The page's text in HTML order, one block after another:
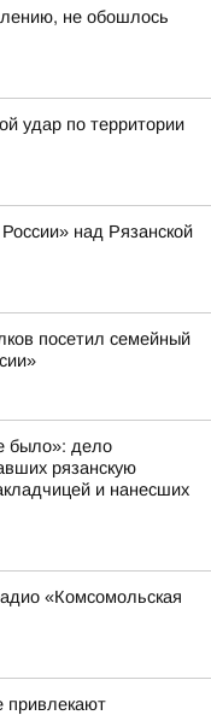
не обошлось
удар по территории
над Рязанской
посетил семейный
было»: дело
рязанскую
и нанесших
«Комсомольская
привлекают